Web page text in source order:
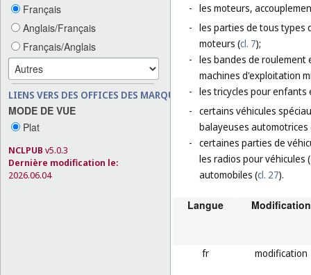
Français
Anglais/Français
Français/Anglais
LIENS VERS DES OFFICES DES MARQUES
MODE DE VUE
Plat
NCLPUB v5.0.3
Dernière modification le:
2026.06.04
- les moteurs,
- les parties de tous types
moteurs (cl. 7);
- les bandes de roulement
machines d'exploitation
- les tricycles pour
- certains véhicules
balayeuses automotrices
- certaines parties de
les radios pour véhicules (
automobiles (cl. 27).
Langue Modification
fr modification